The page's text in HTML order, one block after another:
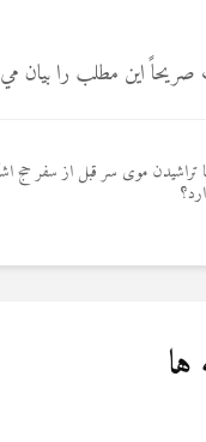
صريحاً اين‌ مطلب‌ را
تراشیدن موی سر قبل از سفر حج
ها